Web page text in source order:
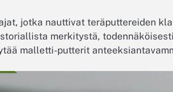
jotka nauttivat teräputtereiden
merkitystä,
malletti-putterit